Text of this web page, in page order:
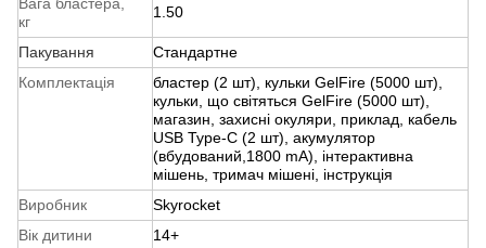
кг
1.50
Пакування
Стандартне
Комплектація
бластер (2 шт), кульки GelFire (5000 шт),
кульки, що світяться GelFire (5000 шт),
магазин, захисні окуляри, приклад, кабель
USB Type-C (2 шт), акумулятор
(вбудований,1800 mA), інтерактивна
мішень, тримач мішені, інструкція
Виробник
Skyrocket
Вік дитини
14+